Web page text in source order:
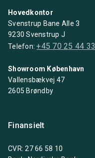
Hovedkontor
Svenstrup Bane Alle 3
9230 Svenstrup J
Telefon:+45 70 25 44 33
Showroom København
Vallensbækvej 47
2605 Brøndby
Finansielt
CVR: 27 66 58 10